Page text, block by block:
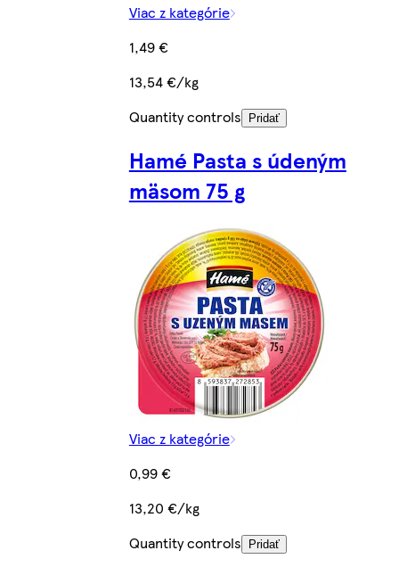
Viac z kategórie
1,49 €
13,54 €/kg
Quantity controls
Pridať
Hamé Pasta s údeným
mäsom 75 g
Viac z kategórie
0,99 €
13,20 €/kg
Quantity controls
Pridať